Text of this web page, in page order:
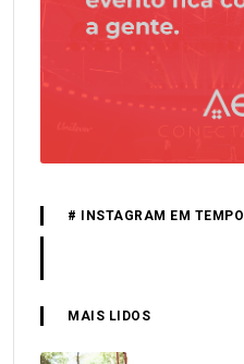
# INSTAGRAM EM
MAIS LIDOS